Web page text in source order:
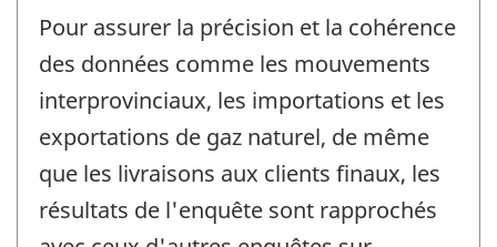
Pour assurer la précision et la cohérence
des données comme les mouvements
interprovinciaux, les importations et les
exportations de gaz naturel, de même
que les livraisons aux clients finaux, les
résultats de l'enquête sont rapprochés